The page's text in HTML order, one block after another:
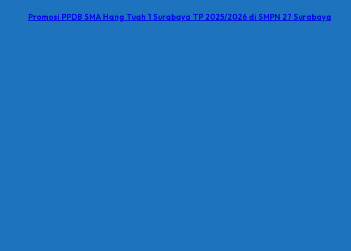
Promosi PPDB SMA Hang Tuah 1 Surabaya TP 2025/2026 di SMPN 27 Surabaya